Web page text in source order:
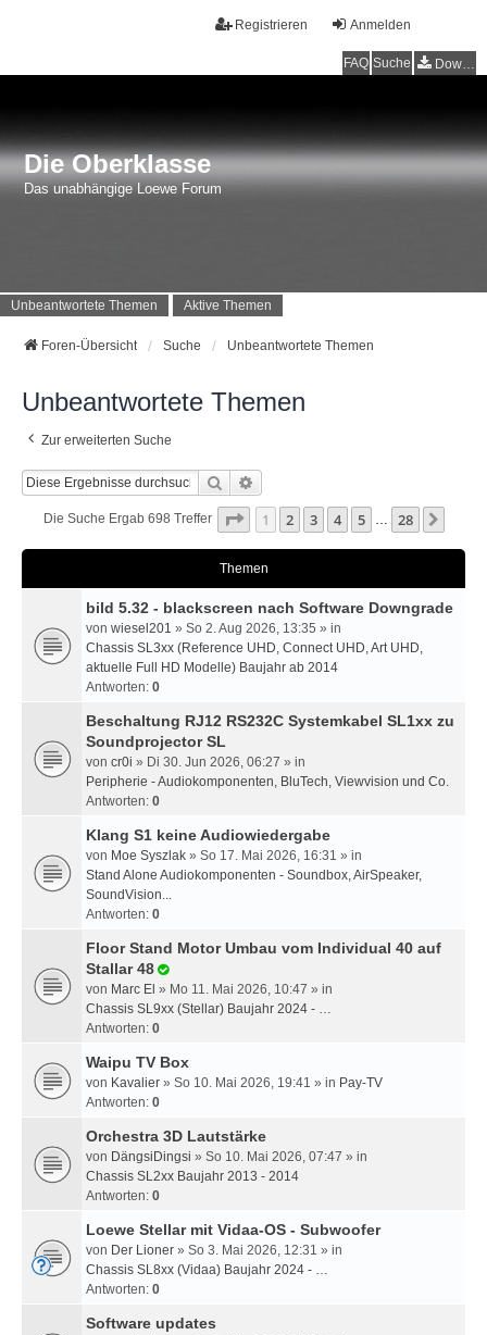
Anmelden
Registrieren
FAQ Suche Downloads
Die Oberklasse
Das unabhängige Loewe Forum
Unbeantwortete Themen Aktive Themen
Foren-Übersicht Suche Unbeantwortete Themen
Unbeantwortete Themen
Zur erweiterten Suche
Suche
Die Suche Ergab 698 Treffer Seite 1Von 28
1 2 3 4 5 … 28
Themen
bild 5.32 - blackscreen nach Software Downgrade
von wiesel201 » So 2. Aug 2026, 13:35 » in
Chassis SL3xx (Reference UHD, Connect UHD, Art UHD,
aktuelle Full HD Modelle) Baujahr ab 2014
Antworten: 0
Beschaltung RJ12 RS232C Systemkabel SL1xx zu
Soundprojector SL
von cr0i » Di 30. Jun 2026, 06:27 » in
Peripherie - Audiokomponenten, BluTech, Viewvision und Co.
Antworten: 0
Klang S1 keine Audiowiedergabe
von Moe Syszlak » So 17. Mai 2026, 16:31 » in
Stand Alone Audiokomponenten - Soundbox, AirSpeaker,
SoundVision...
Antworten: 0
Floor Stand Motor Umbau vom Individual 40 auf
Stallar 48
von Marc El » Mo 11. Mai 2026, 10:47 » in
Chassis SL9xx (Stellar) Baujahr 2024 - …
Antworten: 0
Waipu TV Box
von Kavalier » So 10. Mai 2026, 19:41 » in Pay-TV
Antworten: 0
Orchestra 3D Lautstärke
von DängsiDingsi » So 10. Mai 2026, 07:47 » in
Chassis SL2xx Baujahr 2013 - 2014
Antworten: 0
Loewe Stellar mit Vidaa-OS - Subwoofer
von Der Lioner » So 3. Mai 2026, 12:31 » in
Chassis SL8xx (Vidaa) Baujahr 2024 - …
Antworten: 0
Software updates